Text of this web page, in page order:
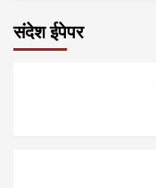
संदेश ईपेपर